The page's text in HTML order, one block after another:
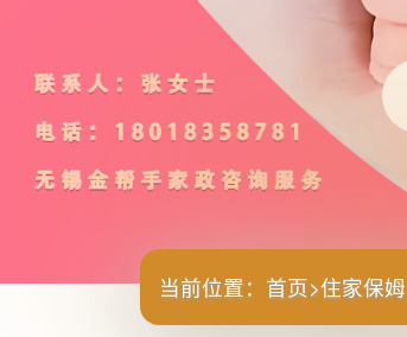
当前位置： 首页>住家保姆